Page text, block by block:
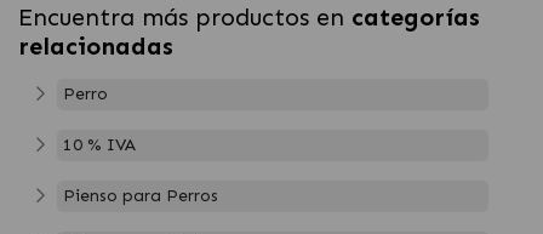
Encuentra más productos en categorías
relacionadas
Perro
10 % IVA
Pienso para Perros